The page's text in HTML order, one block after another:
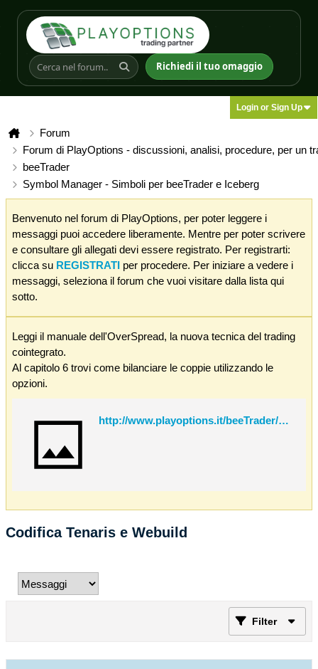
Richiedi il tuo omaggio
Login or Sign Up
Forum
Forum di PlayOptions - discussioni, analisi, procedure, per un
beeTrader
Symbol Manager - Simboli per beeTrader e Iceberg
Benvenuto nel forum di PlayOptions, per poter leggere i
messaggi puoi accedere liberamente. Mentre per poter scrivere
e consultare gli allegati devi essere registrato. Per registrarti:
clicca su REGISTRATI per procedere. Per iniziare a vedere i
messaggi, seleziona il forum che vuoi visitare dalla lista qui
sotto.
Leggi il manuale dell'OverSpread, la nuova tecnica del trading
cointegrato.
Al capitolo 6 trovi come bilanciare le coppie utilizzando le
opzioni.
http://www.playoptions.it/beeTrader/OverSpread.pdf
Codifica Tenaris e Webuild
Filter